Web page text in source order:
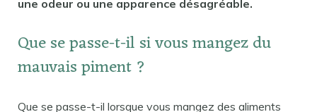
une odeur ou une apparence désagréable.
Que se passe-t-il si vous mangez du
mauvais piment ?
Que se passe-t-il lorsque vous mangez des aliments